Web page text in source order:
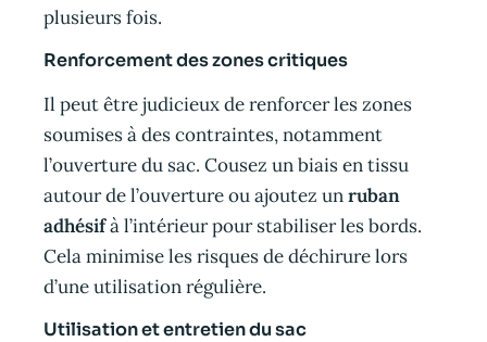
plusieurs fois.
Renforcement des zones critiques
Il peut être judicieux de renforcer les zones
soumises à des contraintes, notamment
l’ouverture du sac. Cousez un biais en tissu
autour de l’ouverture ou ajoutez unruban
adhésifà l’intérieur pour stabiliser les bords.
Cela minimise les risques de déchirure lors
d’une utilisation régulière.
Utilisation et entretien du sac